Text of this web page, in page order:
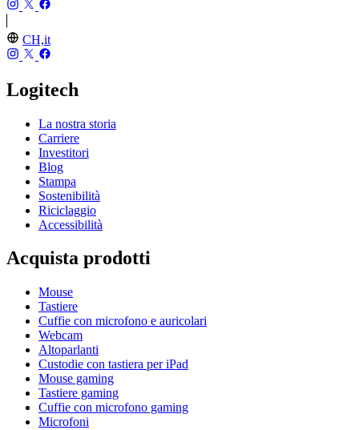
CH,it
Logitech
La nostra storia
Carriere
Investitori
Blog
Stampa
Sostenibilità
Riciclaggio
Accessibilità
Acquista prodotti
Mouse
Tastiere
Cuffie con microfono e auricolari
Webcam
Altoparlanti
Custodie con tastiera per iPad
Mouse gaming
Tastiere gaming
Cuffie con microfono gaming
Microfoni